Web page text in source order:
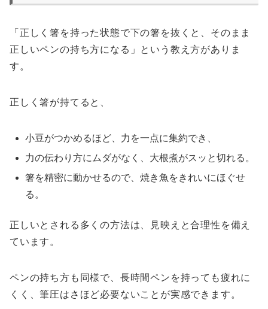
「正しく箸を持った状態で下の箸を抜くと、そのまま
正しいペンの持ち方になる」という教え方がありま
す。
正しく箸が持てると、
小豆がつかめるほど、力を一点に集約でき、
力の伝わり方にムダがなく、大根煮がスッと切れる。
箸を精密に動かせるので、焼き魚をきれいにほぐせ
る。
正しいとされる多くの方法は、見映えと合理性を備え
ています。
ペンの持ち方も同様で、長時間ペンを持っても疲れに
くく、筆圧はさほど必要ないことが実感できます。